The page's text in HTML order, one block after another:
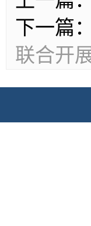
下一篇：
联合开